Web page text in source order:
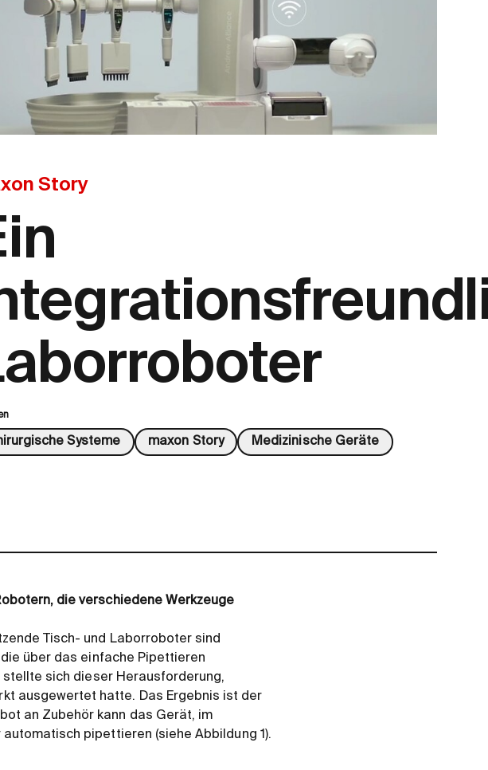
Story
Systeme maxon Story Medizinische Geräte
die verschiedene Werkzeuge
Tisch- und Laborroboter sind
über das einfache Pipettieren
sich dieser Herausforderung,
ausgewertet hatte. Das Ergebnis ist der
an Zubehör kann das Gerät, im
pipettieren (siehe Abbildung 1).